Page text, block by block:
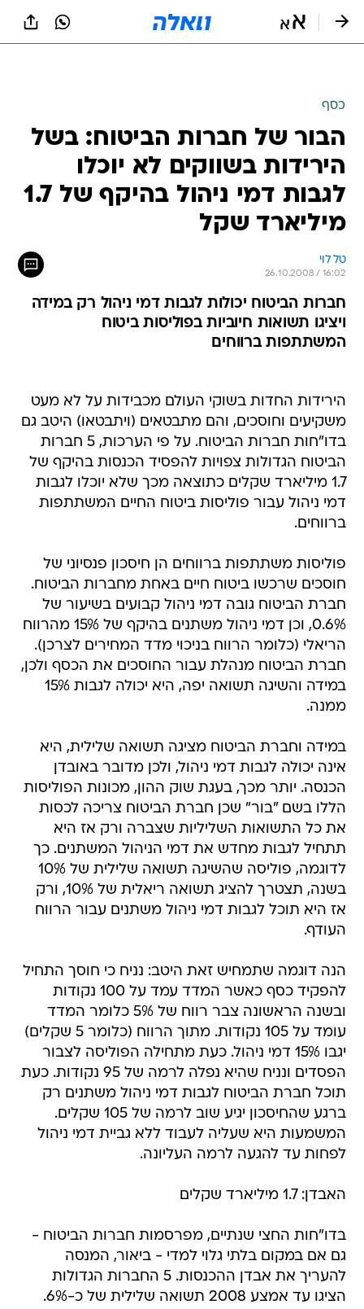
כסף
הבור של חברות הביטוח: בשל
הירידות בשווקים לא יוכלו
לגבות דמי ניהול בהיקף של 1.7
מיליארד שקל
טל לוי
26.10.2008 / 16:02
חברות הביטוח יכולות לגבות דמי ניהול רק במידה
ויציגו תשואות חיוביות בפוליסות ביטוח
המשתתפות ברווחים
הירידות החדות בשוקי העולם מכבידות על לא מעט
משקיעים וחוסכים, והם מתבטאים (ויתבטאו) היטב גם
בדו"חות חברות הביטוח. על פי הערכות, 5 חברות
הביטוח הגדולות צפויות להפסיד הכנסות בהיקף של
1.7 מיליארד שקלים כתוצאה מכך שלא יוכלו לגבות
דמי ניהול עבור פוליסות ביטוח החיים המשתתפות
ברווחים.
פוליסות משתתפות ברווחים הן חיסכון פנסיוני של
חוסכים שרכשו ביטוח חיים באחת מחברות הביטוח.
חברת הביטוח גובה דמי ניהול קבועים בשיעור של
0.6%, וכן דמי ניהול משתנים בהיקף של 15% מהרווח
הריאלי (כלומר הרווח בניכוי מדד המחירים לצרכן).
חברת הביטוח מנהלת עבור החוסכים את הכסף ולכן,
במידה והשיגה תשואה יפה, היא יכולה לגבות 15%
ממנה.
במידה וחברת הביטוח מציגה תשואה שלילית, היא
אינה יכולה לגבות דמי ניהול, ולכן מדובר באובדן
הכנסה. יותר מכך, בעגת שוק ההון, מכונות הפוליסות
הללו בשם "בור" שכן חברת הביטוח צריכה לכסות
את כל התשואות השליליות שצברה ורק אז היא
תתחיל לגבות מחדש את דמי הניהול המשתנים. כך
לדוגמה, פוליסה שהשיגה תשואה שלילית של 10%
בשנה, תצטרך להציג תשואה ריאלית של 10%, ורק
אז היא תוכל לגבות דמי ניהול משתנים עבור הרווח
העודף.
הנה דוגמה שתמחיש זאת היטב: נניח כי חוסך התחיל
להפקיד כסף כאשר המדד עמד על 100 נקודות
ובשנה הראשונה צבר רווח של 5% כלומר המדד
עומד על 105 נקודות. מתוך הרווח (כלומר 5 שקלים)
יגבו 15% דמי ניהול. כעת מתחילה הפוליסה לצבור
הפסדים ונניח שהיא נפלה לרמה של 95 נקודות. כעת
תוכל חברת הביטוח לגבות דמי ניהול משתנים רק
ברגע שהחיסכון יגיע שוב לרמה של 105 שקלים.
המשמעות היא שעליה לעבוד ללא גביית דמי ניהול
לפחות עד להגעה לרמה העליונה.
האבדן: 1.7 מיליארד שקלים
בדו"חות החצי שנתיים, מפרסמות חברות הביטוח -
גם אם במקום בלתי גלוי למדי - ביאור, המנסה
להעריך את אבדן ההכנסות. 5 החברות הגדולות
הציגו עד אמצע 2008 תשואה שלילית של כ-6%.